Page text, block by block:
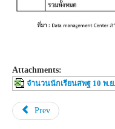
Attachments:
จำนวนนักเรียนสพฐ 10 พ.ย
Prev